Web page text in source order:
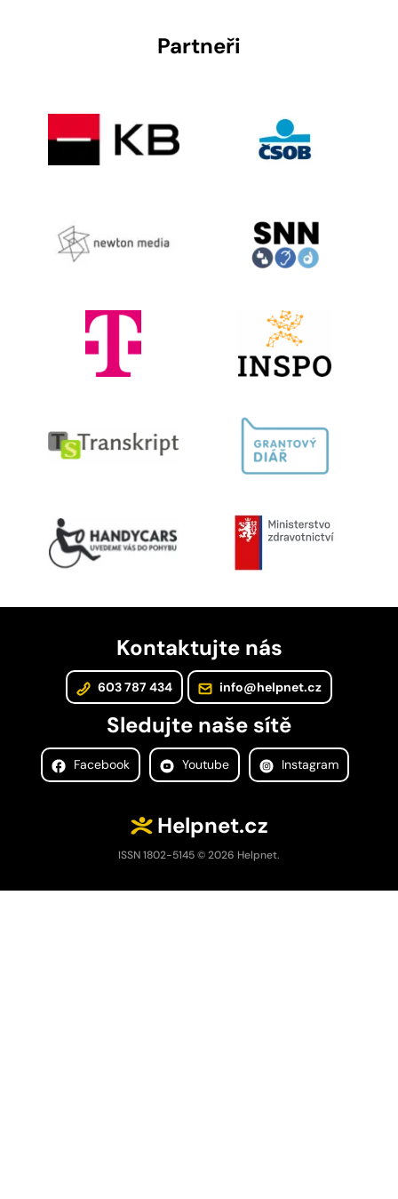
Partneři
Helpnet.cz
ISSN 1802-5145 © 2026 Helpnet.
Kontaktujte nás
603 787 434 info@helpnet.cz
Sledujte naše sítě
Facebook Youtube Instagram